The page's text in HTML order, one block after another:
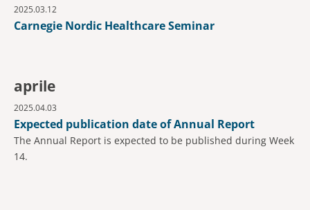
2025.03.12
Carnegie Nordic Healthcare Seminar
aprile
2025.04.03
Expected publication date of Annual Report
The Annual Report is expected to be published during Week
14.